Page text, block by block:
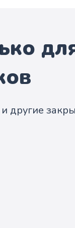
другие